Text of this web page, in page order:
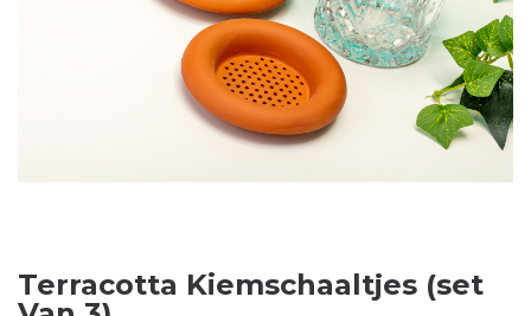
Terracotta Kiemschaaltjes (set